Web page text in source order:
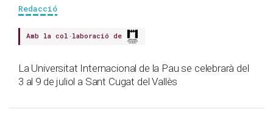
Redacció
Amb la col·laboració de
La Universitat Internacional de la Pau se celebrarà del
3 al 9 de juliol a Sant Cugat del Vallès